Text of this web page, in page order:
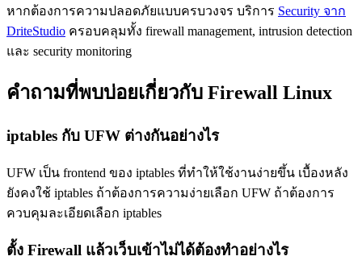
หากต้องการความปลอดภัยแบบครบวงจร บริการ Security จาก
DriteStudio ครอบคลุมทั้ง firewall management, intrusion detection
และ security monitoring
คำถามที่พบบ่อยเกี่ยวกับ Firewall Linux
iptables กับ UFW ต่างกันอย่างไร
UFW เป็น frontend ของ iptables ที่ทำให้ใช้งานง่ายขึ้น เบื้องหลัง
ยังคงใช้ iptables ถ้าต้องการความง่ายเลือก UFW ถ้าต้องการ
ควบคุมละเอียดเลือก iptables
ตั้ง Firewall แล้วเว็บเข้าไม่ได้ต้องทำอย่างไร